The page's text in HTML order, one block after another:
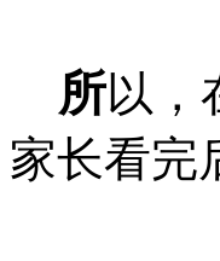
所以，
家长看完